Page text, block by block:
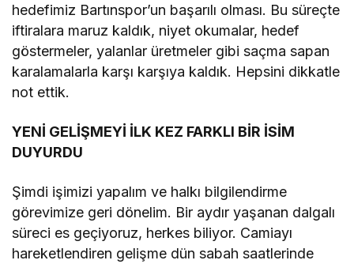
hedefimiz Bartınspor’un başarılı olması. Bu süreçte
iftiralara maruz kaldık, niyet okumalar, hedef
göstermeler, yalanlar üretmeler gibi saçma sapan
karalamalarla karşı karşıya kaldık. Hepsini dikkatle
not ettik.
YENİ GELİŞMEYİ İLK KEZ FARKLI BİR İSİM
DUYURDU
Şimdi işimizi yapalım ve halkı bilgilendirme
görevimize geri dönelim. Bir aydır yaşanan dalgalı
süreci es geçiyoruz, herkes biliyor. Camiayı
hareketlendiren gelişme dün sabah saatlerinde